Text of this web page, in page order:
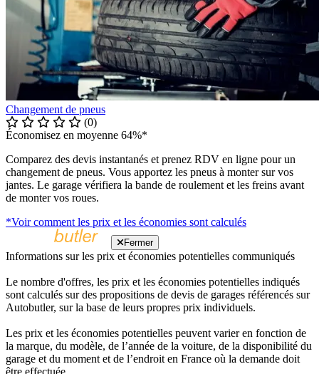
Changement de pneus
(0)
Économisez en moyenne 64%*
Comparez des devis instantanés et prenez RDV en ligne pour un
changement de pneus. Vous apportez les pneus à monter sur vos
jantes. Le garage vérifiera la bande de roulement et les freins avant
de monter vos roues.
*Voir comment les prix et les économies sont calculés
Fermer
Informations sur les prix et économies potentielles communiqués
Le nombre d'offres, les prix et les économies potentielles indiqués
sont calculés sur des propositions de devis de garages référencés sur
Autobutler, sur la base de leurs propres prix individuels.
Les prix et les économies potentielles peuvent varier en fonction de
la marque, du modèle, de l’année de la voiture, de la disponibilité du
garage et du moment et de l’endroit en France où la demande doit
être effectuée.